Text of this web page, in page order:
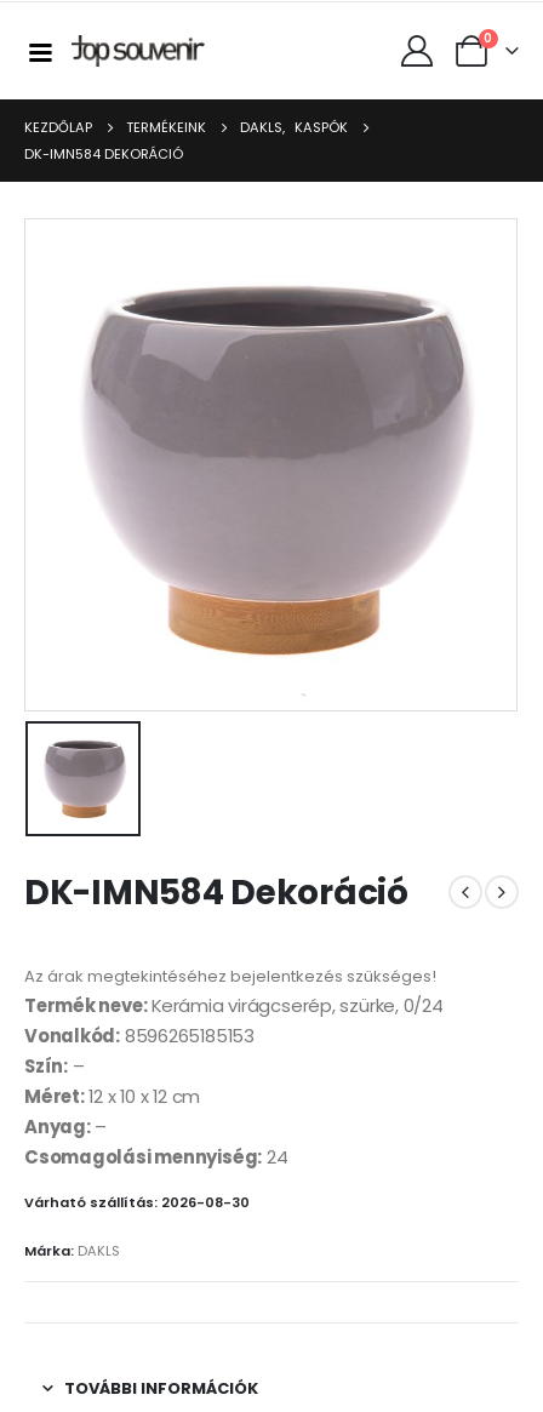
0
KEZDŐLAP TERMÉKEINK DAKLS, KASPÓK
DK-IMN584 DEKORÁCIÓ
DK-IMN584 Dekoráció
Az árak megtekintéséhez bejelentkezés szükséges!
Termék neve:Kerámia virágcserép, szürke, 0/24
Vonalkód:8596265185153
Szín:–
Méret:12 x 10 x 12 cm
Anyag:–
Csomagolási mennyiség:24
Várható szállítás: 2026-08-30
Márka: DAKLS
TOVÁBBI INFORMÁCIÓK